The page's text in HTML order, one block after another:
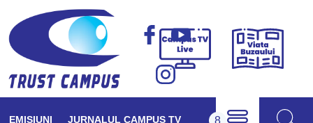
Campus
Viața
EMISIUNI JURNALUL CAMPUS TV